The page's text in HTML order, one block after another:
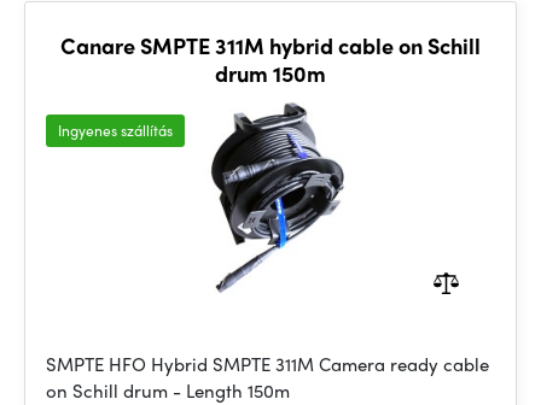
Canare SMPTE 311M hybrid cable on Schill
drum 150m
Ingyenes szállítás
SMPTE HFO Hybrid SMPTE 311M Camera ready cable
on Schill drum - Length 150m